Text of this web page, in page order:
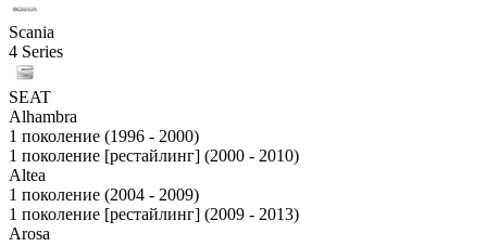
Scania
4 Series
SEAT
Alhambra
1 поколение (1996 - 2000)
1 поколение [рестайлинг] (2000 - 2010)
Altea
1 поколение (2004 - 2009)
1 поколение [рестайлинг] (2009 - 2013)
Arosa